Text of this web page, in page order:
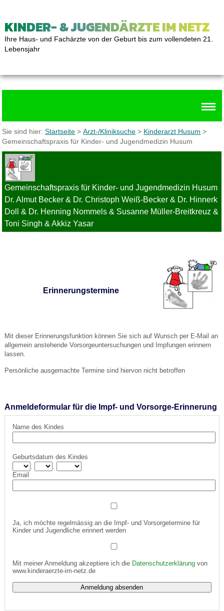
KINDER- & JUGENDÄRZTE IM NETZ
Ihre Haus- und Fachärzte von der Geburt bis zum vollendeten 21.
Lebensjahr
Sie sind hier:Startseite >Arzt-/Kliniksuche > Kinderarzt Husum >
Gemeinschaftspraxis für Kinder- und Jugendmedizin Husum
Gemeinschaftspraxis für Kinder- und Jugendmedizin Husum
Dr. Almut Becker & Dr. Christoph Weiß-Becker & Dr. Hinnerk
Doll & Dr. Henning Nommels & Susanne Müller-Breitkreuz &
Toni Singh & Akkiz Yasar
Erinnerungstermine
Mit dieser Erinnerungsfunktion können Sie sich auf Wunsch per E-Mail an
allgemein anstehende Vorsorgeuntersuchungen und Impfungen erinnern
lassen.
Persönliche ausgemachte Termine sind hiervon nicht betroffen
Anmeldeformular für die Impf- und Vorsorge-Erinnerung
Name des Kindes
Geburtsdatum des Kindes
.
.
Email
Ja, ich möchte regelmässig an die Impf- und Vorsorgetermine für
Kinder und Jugendliche erinnert werden
Mit meiner Anmeldung akzeptiere ich die Datenschutzerklärungvon
www.kinderaerzte-im-netz.de